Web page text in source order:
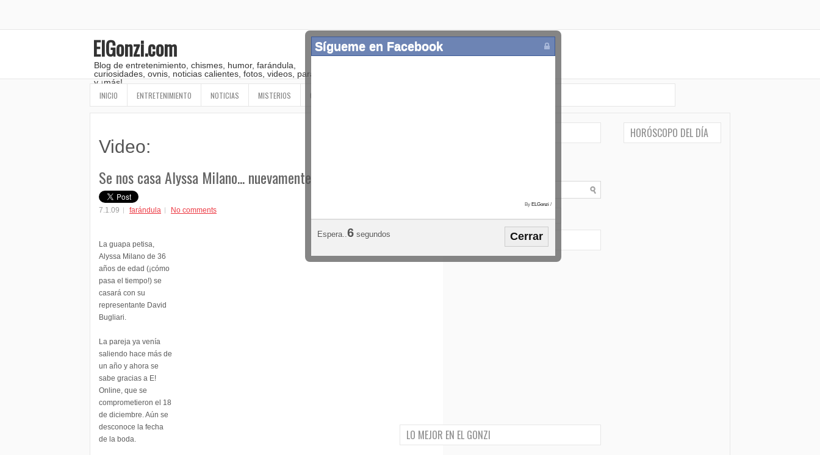
ElGonzi.com
Blog de entretenimiento, chismes, humor, farándula,
curiosidades, ovnis, noticias calientes, fotos, videos, paranormal
y ¡más!
INICIO ENTRETENIMIENTO NOTICIAS MISTERIOS OTROS
Video:
Se nos casa Alyssa Milano... nuevamente
7.1.09 farándula No comments
La guapa petisa,
Alyssa Milano de 36
años de edad (¡cómo
pasa el tiempo!) se
casará con su
representante David
Bugliari.
La pareja ya venía
saliendo hace más de
un año y ahora se
sabe gracias a E!
Online, que se
comprometieron el 18
de diciembre. Aún se
desconoce la fecha
de la boda.
LO MEJOR EN EL GONZI
Sígueme en Facebook
By ELGonzi /
Espera..5 segundos Cerrar
HORÓSCOPO DEL DÍA